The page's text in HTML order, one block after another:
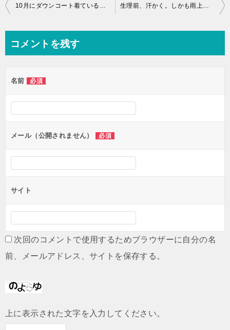
投
ビ
ー
シ
ン
10月にダウンコート着ている人いたけど、汗かきには縁のない話だ。 生理前、汗かく。しかも雨上がり湿気最悪。
コメントを残す
名前 必須
メール（公開されません） 必須
サイト
次回のコメントで使用するためブラウザーに自分の名
前、メールアドレス、サイトを保存する。
上に表示された文字を入力してください。